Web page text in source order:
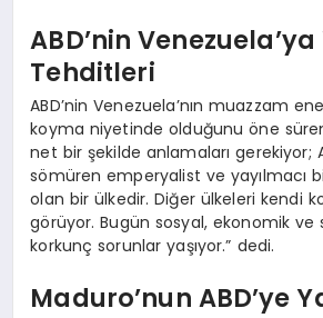
ABD’nin
Tehditleri
ABD’nin Venezuela’nın muazzam
koyma niyetinde olduğunu öne
net bir şekilde anlamaları gerekiyor;
sömüren emperyalist ve yayılmacı
olan bir ülkedir. Diğer ülkeleri kendi
görüyor. Bugün sosyal, ekonomik ve
korkunç sorunlar yaşıyor.” dedi.
Maduro’nun ABD’ye